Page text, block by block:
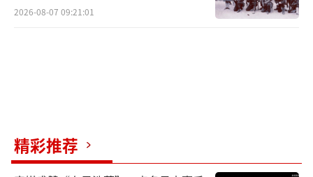
2026-08-07 09:21:01
精彩推荐